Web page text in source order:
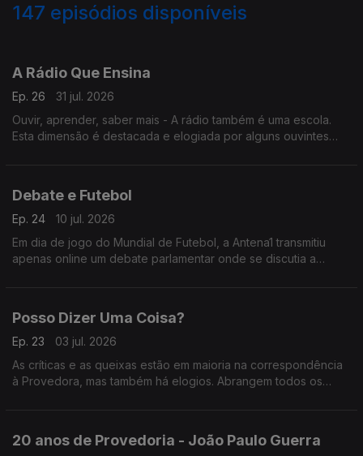
147 episódios disponíveis
A Rádio Que Ensina
Ep. 26
31 jul. 2026
Ouvir, aprender, saber mais - A rádio também é uma escola.
Esta dimensão é destacada e elogiada por alguns ouvintes
Debate e Futebol
Ep. 24
10 jul. 2026
Em dia de jogo do Mundial de Futebol, a Antena1 transmitiu
apenas online um debate parlamentar onde se discutia a
Posso Dizer Uma Coisa?
Ep. 23
03 jul. 2026
As críticas e as queixas estão em maioria na correspondência
à Provedora, mas também há elogios. Abrangem todos os
20 anos de Provedoria - João Paulo Guerra